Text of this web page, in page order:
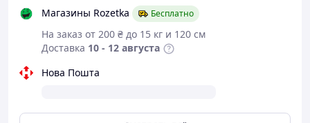
Магазины Rozetka
Бесплатно
На заказ от 200 ₴ до 15 кг и 120 см
Доставка 10 - 12 августа
Нова Пошта